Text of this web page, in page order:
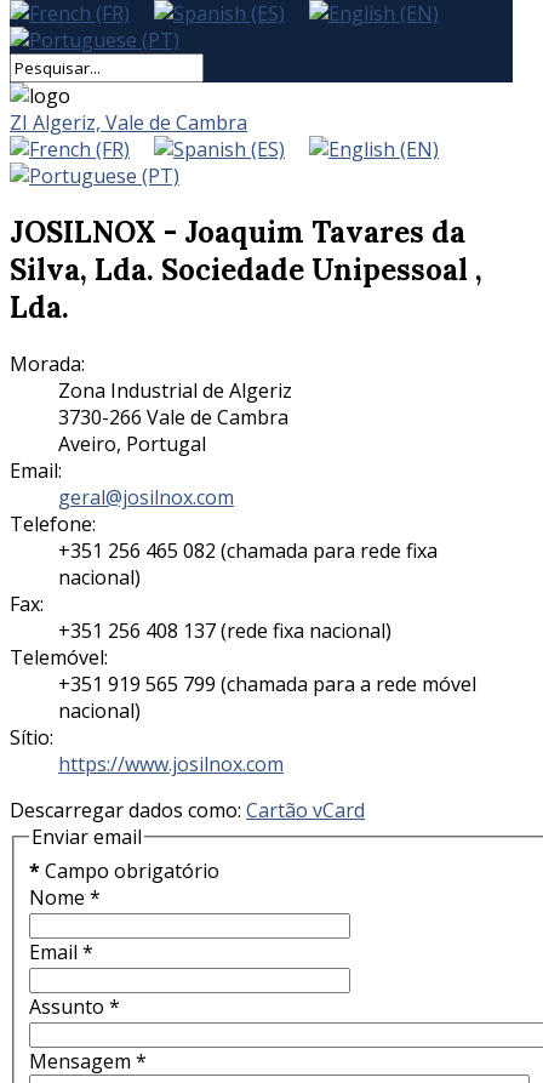
ZI Algeriz, Vale de Cambra
JOSILNOX - Joaquim Tavares da
Silva, Lda. Sociedade Unipessoal ,
Lda.
Morada:
Zona Industrial de Algeriz
3730-266 Vale de Cambra
Aveiro, Portugal
Email:
geral@josilnox.com
Telefone:
+351 256 465 082 (chamada para rede fixa
nacional)
Fax:
+351 256 408 137 (rede fixa nacional)
Telemóvel:
+351 919 565 799 (chamada para a rede móvel
nacional)
Sítio:
https://www.josilnox.com
Descarregar dados como: Cartão vCard
Enviar email
*Campo obrigatório
Nome *
Email *
Assunto *
Mensagem *